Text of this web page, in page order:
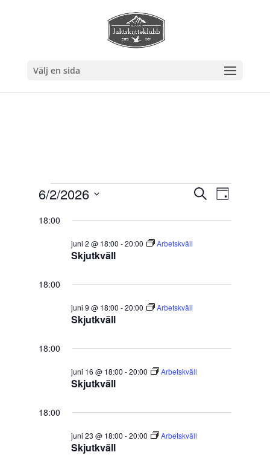
Välj en sida
Evenemang
2
juni,
2026
and
Views
Sök Dag
6/2/2026
datum.
18:00
Skjutkväll
juni 2 @ 18:00 -20:00 Arbetskväll
18:00
Skjutkväll
juni 9 @ 18:00 -20:00 Arbetskväll
18:00
Skjutkväll
juni 16 @ 18:00 -20:00 Arbetskväll
18:00
Skjutkväll
juni 23 @ 18:00 -20:00 Arbetskväll